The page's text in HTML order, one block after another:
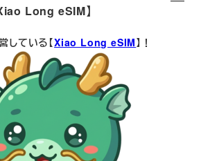
Long eSIM】
している【Xiao Long eSIM】！